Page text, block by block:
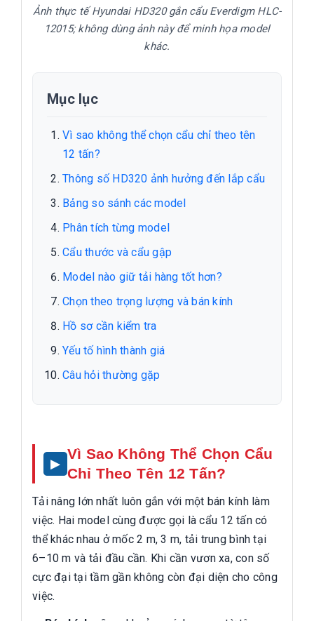
Ảnh thực tế Hyundai HD320 gắn cẩu Everdigm HLC-
12015; không dùng ảnh này để minh họa model
khác.
Mục lục
Vì sao không thể chọn cẩu chỉ theo tên
12 tấn?
Thông số HD320 ảnh hưởng đến lắp cẩu
Bảng so sánh các model
Phân tích từng model
Cẩu thước và cẩu gập
Model nào giữ tải hàng tốt hơn?
Chọn theo trọng lượng và bán kính
Hồ sơ cần kiểm tra
Yếu tố hình thành giá
Câu hỏi thường gặp
Vì Sao Không Thể Chọn Cẩu
Chỉ Theo Tên 12 Tấn?
Tải nâng lớn nhất luôn gắn với một bán kính làm
việc. Hai model cùng được gọi là cẩu 12 tấn có
thể khác nhau ở mốc 2 m, 3 m, tải trung bình tại
6–10 m và tải đầu cần. Khi cần vươn xa, con số
cực đại tại tầm gần không còn đại diện cho công
việc.